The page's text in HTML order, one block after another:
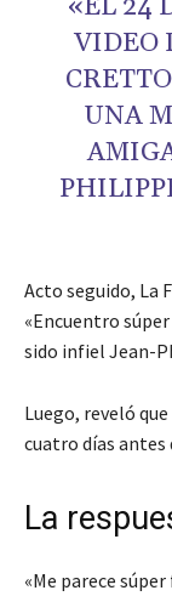
«EL 24
VIDEO
UNA
Acto seguido, La
«Encuentro
sido infiel Jean-
Luego, reveló
cuatro días antes
La
«Me parece